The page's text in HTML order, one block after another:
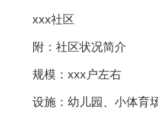
xxx社区
附：社区状况简介
规模：xxx户左右
设施：幼儿园、小体育